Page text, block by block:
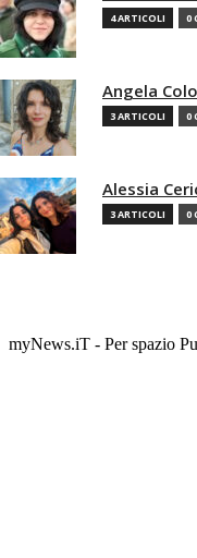
4 ARTICOLI 0
Angela
3 ARTICOLI 0
Alessia
3 ARTICOLI 0
myNews.iT - Per spazio